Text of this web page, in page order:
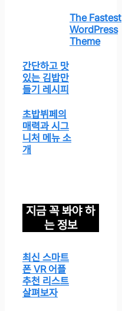
The Fastest
WordPress
Theme
간단하고 맛
있는 김밥만
들기 레시피
초밥뷔페의
매력과 시그
니처 메뉴 소
개
지금 꼭 봐야 하
는 정보
최신 스마트
폰 VR 어플
추천 리스트
살펴보자